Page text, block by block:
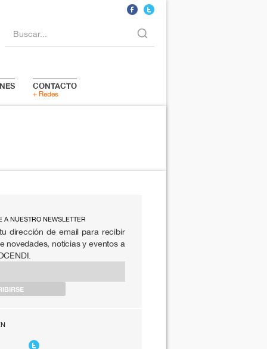
Buscar...
CONTACTO
+ Redes
A NUESTRO NEWSLETTER
dirección de email para recibir
novedades, noticias y eventos a